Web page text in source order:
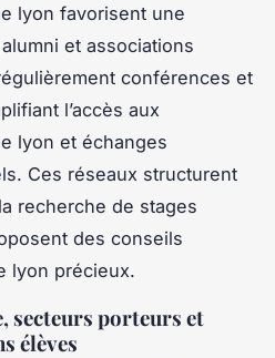
lyon favorisent une
et associations
conférences et
l’accès aux
lyon et échanges
Ces réseaux structurent
recherche de stages
des conseils
lyon précieux.
secteurs porteurs et
élèves